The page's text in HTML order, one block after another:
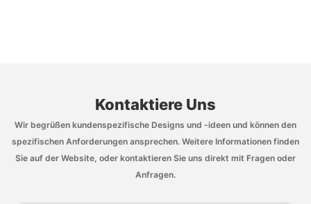
Kontaktiere Uns
Wir begrüßen kundenspezifische Designs und -ideen und können den
spezifischen Anforderungen ansprechen. Weitere Informationen finden
Sie auf der Website, oder kontaktieren Sie uns direkt mit Fragen oder
Anfragen.